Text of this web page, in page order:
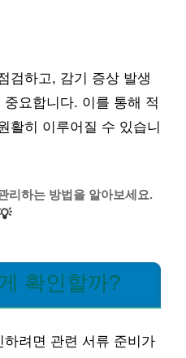
검하고, 감기 증상 발생
요합니다. 이를 통해 적
활히 이루어질 수 있습니
리하는 방법을 알아보세요.
확인할까?
려면 관련 서류 준비가